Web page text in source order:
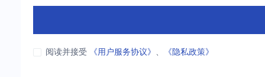
阅读并接受 《用户服务协议》 、 《隐私政策》